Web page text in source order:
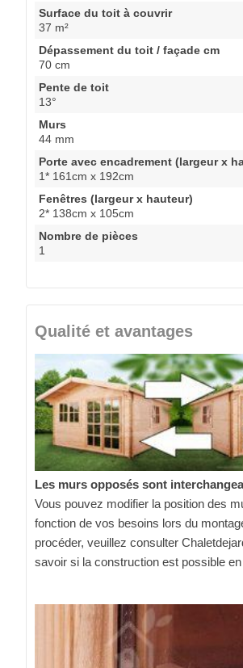
Surface du toit à couvrir
37 m²
Dépassement du toit / façade cm
70 cm
Pente de toit
13°
Murs
44 mm
Porte avec encadrement (largeur x
1* 161cm x 192cm
Fenêtres (largeur x hauteur)
2* 138cm x 105cm
Nombre de pièces
1
Qualité et avantages
Les murs opposés sont
Vous pouvez modifier la position des
fonction de vos besoins lors du
procéder, veuillez consulter
savoir si la construction est possible en